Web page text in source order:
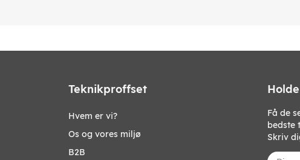
Teknikproffset
Hvem er vi?
Os og vores miljø
B2B
Få de
bedste
Skriv